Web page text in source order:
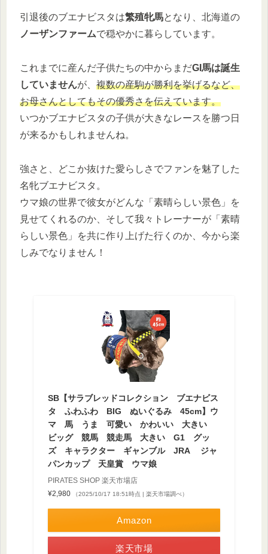
引退後のブエナビスタは繁殖牝馬となり、北海道の
ノーザンファームで穏やかに暮らしています。
これまでに産んだ子供たちの中からまだGI馬は誕生
していませんが、 複数の産駒が勝利を挙げるなど、
お母さんとしてもその優秀さを伝えています。
いつかブエナビスタの子供が大きなレースを勝つ日
が来るかもしれませんね。
強さと、どこか抜けた愛らしさでファンを魅了した
名牝ブエナビスタ。
ウマ娘の世界で彼女がどんな「素晴らしい景色」を
見せてくれるのか、そして我々トレーナーが「素晴
らしい景色」を共に作り上げた行くのか、今から楽
しみでなりません！
SB【サラブレッドコレクション ブエナビス
タ ふわふわ BIG ぬいぐるみ 45cm】ウ
マ 馬 うま 可愛い かわいい 大きい
ビッグ 競馬 競走馬 大きい G1 グッ
ズ キャラクター ギャンブル JRA ジャ
パンカップ 天皇賞 ウマ娘
PIRATES SHOP 楽天市場店
¥2,980
（2025/10/17 18:51時点 | 楽天市場調べ）
Amazon
楽天市場